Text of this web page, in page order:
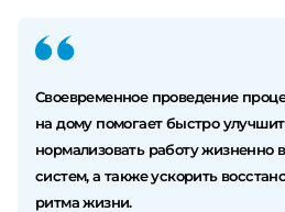
Своевременное проведение
на дому помогает быстро
нормализовать работу жизненно
систем, а также ускорить
ритма жизни.